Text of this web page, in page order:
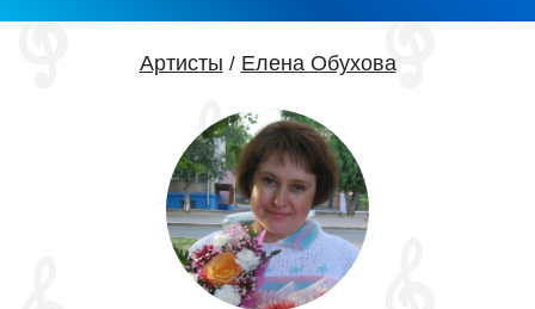
Артисты / Елена Обухова